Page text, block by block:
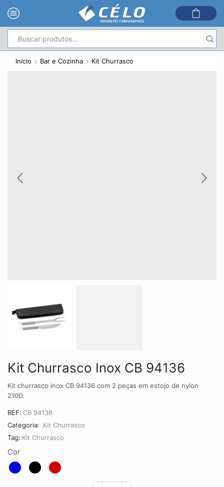
de
pesquisa
Início Bar e Cozinha Kit Churrasco
Kit Churrasco Inox CB 94136
Kit churrasco inox CB 94136 com 2 peças em estojo de nylon
210D.
REF: CB 94136
Categoria: Kit Churrasco
Tag: Kit Churrasco
Cor